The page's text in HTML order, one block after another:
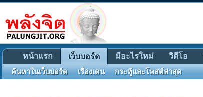
หน้าแรก เว็บบอร์ด
ค้นหาในเว็บบอร์ด เรื่องเด่น กระทู้และโพสต์ล่าสุด
มีอะไรใหม่ วิดีโอ